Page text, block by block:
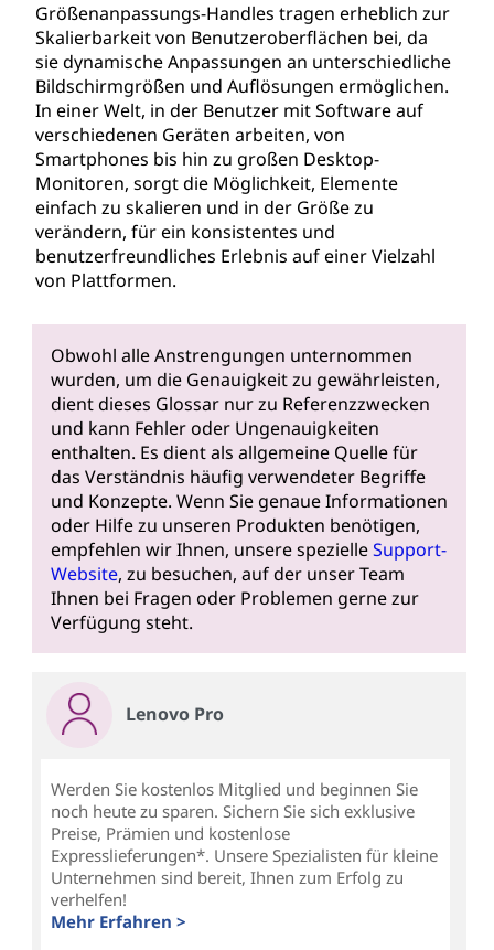
Größenanpassungs-Handles tragen erheblich zur
Skalierbarkeit von Benutzeroberflächen bei, da
sie dynamische Anpassungen an unterschiedliche
Bildschirmgrößen und Auflösungen ermöglichen.
In einer Welt, in der Benutzer mit Software auf
verschiedenen Geräten arbeiten, von
Smartphones bis hin zu großen Desktop-
Monitoren, sorgt die Möglichkeit, Elemente
einfach zu skalieren und in der Größe zu
verändern, für ein konsistentes und
benutzerfreundliches Erlebnis auf einer Vielzahl
von Plattformen.
Obwohl alle Anstrengungen unternommen
wurden, um die Genauigkeit zu gewährleisten,
dient dieses Glossar nur zu Referenzzwecken
und kann Fehler oder Ungenauigkeiten
enthalten. Es dient als allgemeine Quelle für
das Verständnis häufig verwendeter Begriffe
und Konzepte. Wenn Sie genaue Informationen
oder Hilfe zu unseren Produkten benötigen,
empfehlen wir Ihnen, unsere spezielleSupport-
Website, zu besuchen, auf der unser Team
Ihnen bei Fragen oder Problemen gerne zur
Verfügung steht.
Lenovo Pro
Werden Sie kostenlos Mitglied und beginnen Sie
noch heute zu sparen. Sichern Sie sich exklusive
Preise, Prämien und kostenlose
Expresslieferungen*. Unsere Spezialisten für kleine
Unternehmen sind bereit, Ihnen zum Erfolg zu
verhelfen!
Mehr Erfahren >